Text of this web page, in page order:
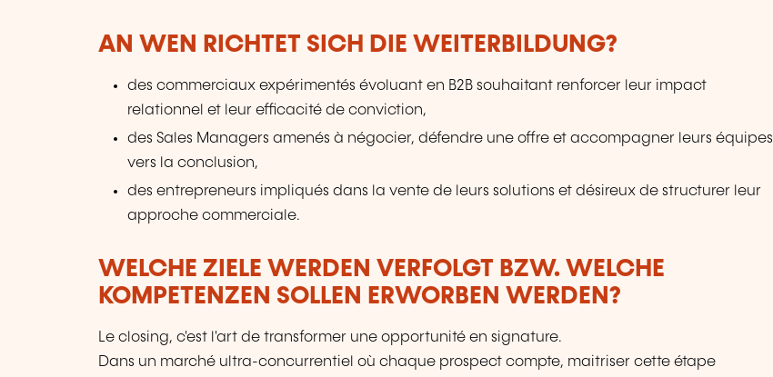
AN WEN RICHTET SICH DIE WEITERBILDUNG?
des commerciaux expérimentés évoluant en B2B souhaitant renforcer leur impact
relationnel et leur efficacité de conviction,
des Sales Managers amenés à négocier, défendre une offre et accompagner leurs équipes
vers la conclusion,
des entrepreneurs impliqués dans la vente de leurs solutions et désireux de structurer leur
approche commerciale.
WELCHE ZIELE WERDEN VERFOLGT BZW. WELCHE
KOMPETENZEN SOLLEN ERWORBEN WERDEN?
Le closing, c'est l'art de transformer une opportunité en signature.
Dans un marché ultra-concurrentiel où chaque prospect compte, maitriser cette étape